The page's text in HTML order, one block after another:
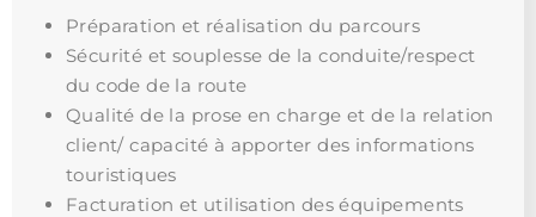
Préparation et réalisation du parcours
Sécurité et souplesse de la conduite/respect
du code de la route
Qualité de la prose en charge et de la relation
client/ capacité à apporter des informations
touristiques
Facturation et utilisation des équipements